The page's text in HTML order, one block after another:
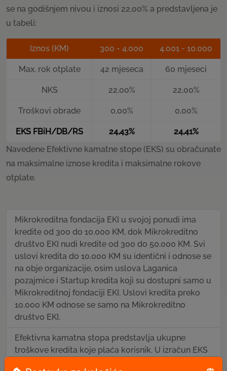
se na godišnjem nivou i iznosi 22,00% a predstavljena je
u tabeli:
Iznos (KM) 300 - 4.000 4.001 - 10.000
Max. rok otplate 42 mjeseca 60 mjeseci
NKS 22,00% 22,00%
Troškovi obrade 0,00% 0,00%
EKS FBiH/DB/RS 24,43%
24,41%
Navedene Efektivne kamatne stope (EKS) su obračunate
na maksimalne iznose kredita i maksimalne rokove
otplate.
Mikrokreditna fondacija EKI u svojoj ponudi ima
kredite od 300 do 10.000 KM, dok Mikrokreditno
društvo EKI nudi kredite od 300 do 50.000 KM. Svi
uslovi kredita do 10.000 KM su identični i odnose se
na obje organizacije, osim uslova Laganica
pozajmice i Startup kredita koji su dostupni samo u
Mikrokreditnoj fondaciji EKI. Uslovi kredita preko
10.000 KM odnose se samo na Mikrokreditno
društvo EKI.
Efektivna kamatna stopa predstavlja ukupne
troškove kredita koje plaća korisnik. U izračun EKS